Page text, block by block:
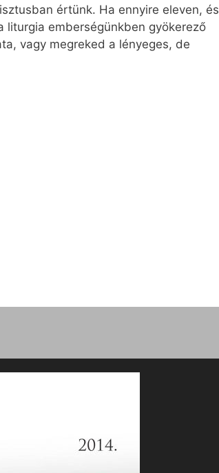
értünk. Ha ennyire eleven, és
liturgia emberségünkben gyökerező
vagy megreked a lényeges, de